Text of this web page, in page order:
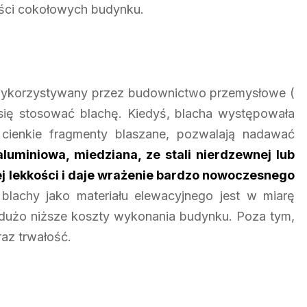
cokołowych budynku.
przez budownictwo przemysłowe (
stosować blachę. Kiedyś, blacha występowała
fragmenty blaszane, pozwalają nadawać
miedziana, ze stali nierdzewnej lub
i daje wrażenie bardzo nowoczesnego
jako materiału elewacyjnego jest w miarę
niższe koszty wykonania budynku. Poza tym,
trwałość.